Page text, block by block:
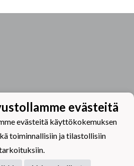
evästeitä
evästeitä käyttökokemuksen
toiminnallisiin ja tilastollisiin